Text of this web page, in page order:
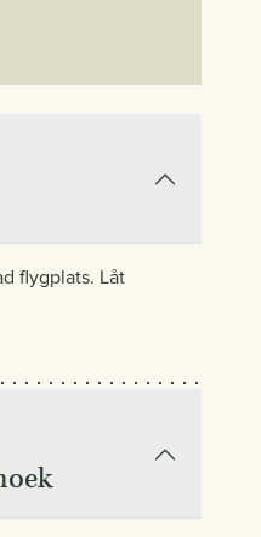
flygplats. Låt